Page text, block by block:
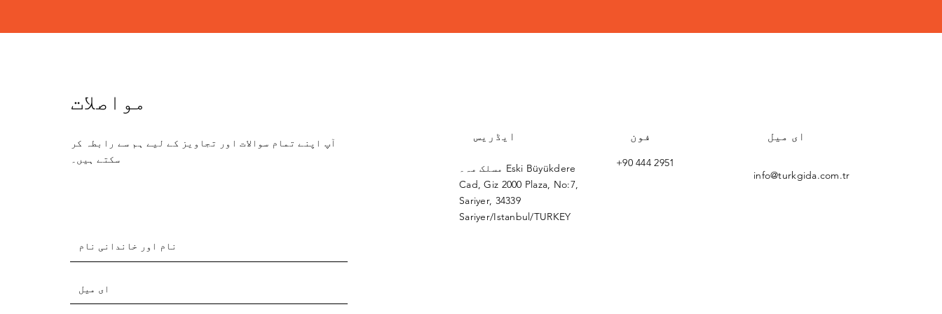
مواصلات
آپ اپنے تمام سوالات اور تجاویز کے لیے ہم سے رابطہ کر
ایڈریس
مسلک مہ۔ Eski Büyükdere
Cad, Giz 2000 Plaza, No:7,
Sariyer, 34339
Sariyer/Istanbul/TURKEY
فون
+90 444 2951
ای میل
info@turkgida.com.tr